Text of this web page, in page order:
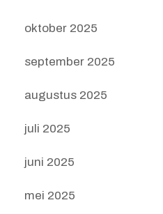
oktober 2025
september 2025
augustus 2025
juli 2025
juni 2025
mei 2025